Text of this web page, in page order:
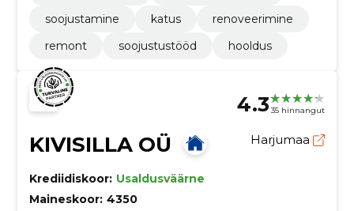
soojustamine
katus
renoveerimine
remont
soojustustööd hooldus
4.3 35 hinnangut
KIVISILLA OÜ Harjumaa
Krediidiskoor: Usaldusväärne
Maineskoor: 4350